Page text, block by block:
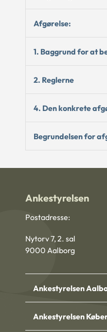
Afgørelse:
1. Baggrund for at
2. Reglerne
4. Den konkrete
Begrundelsen for
Ankestyrelsen
Postadresse:
Nytorv 7, 2. sal
9000 Aalborg
Ankestyrelsen
Ankestyrelsen